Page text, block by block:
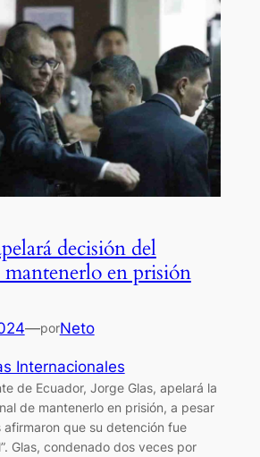
decisión del
en prisión
—porNeto
Internacionales
de Ecuador, Jorge Glas, apelará la
de mantenerlo en prisión, a pesar
afirmaron que su detención fue
Glas, condenado dos veces por